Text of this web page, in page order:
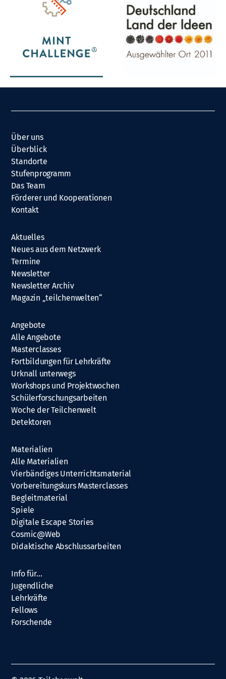
Über uns
Überblick
Standorte
Stufenprogramm
Das Team
Förderer und Kooperationen
Kontakt
Aktuelles
Neues aus dem Netzwerk
Termine
Newsletter
Newsletter Archiv
Magazin „teilchenwelten“
Angebote
Alle Angebote
Masterclasses
Fortbildungen für Lehrkräfte
Urknall unterwegs
Workshops und Projektwochen
Schülerforschungsarbeiten
Woche der Teilchenwelt
Detektoren
Materialien
Alle Materialien
Vierbändiges Unterrichtsmaterial
Vorbereitungskurs Masterclasses
Begleitmaterial
Spiele
Digitale Escape Stories
Cosmic@Web
Didaktische Abschlussarbeiten
Info für…
Jugendliche
Lehrkräfte
Fellows
Forschende